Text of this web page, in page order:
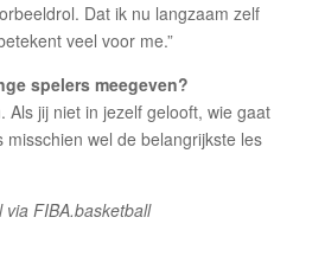
Dat ik nu langzaam zelf
veel voor me.”
spelers meegeven?
Als jij niet in jezelf gelooft, wie gaat
misschien wel de belangrijkste les
FIBA.basketball